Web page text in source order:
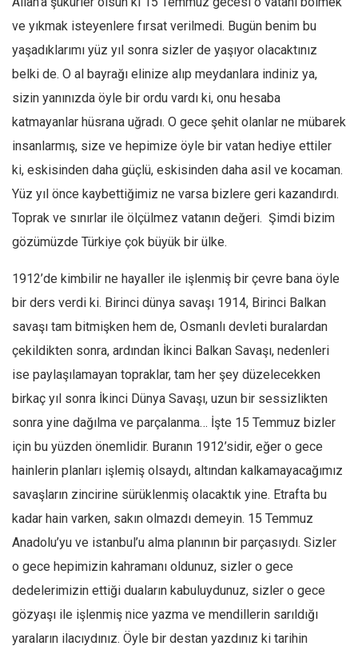
ve yıkmak isteyenlere fırsat verilmedi. Bugün benim bu
yaşadıklarımı yüz yıl sonra sizler de yaşıyor olacaktınız
belki de. O al bayrağı elinize alıp meydanlara indiniz ya,
sizin yanınızda öyle bir ordu vardı ki, onu hesaba
katmayanlar hüsrana uğradı. O gece şehit olanlar ne mübarek
insanlarmış, size ve hepimize öyle bir vatan hediye ettiler
ki, eskisinden daha güçlü, eskisinden daha asil ve kocaman.
Yüz yıl önce kaybettiğimiz ne varsa bizlere geri kazandırdı.
Toprak ve sınırlar ile ölçülmez vatanın değeri. Şimdi bizim
gözümüzde Türkiye çok büyük bir ülke.
1912’de kimbilir ne hayaller ile işlenmiş bir çevre bana öyle
bir ders verdi ki. Birinci dünya savaşı 1914, Birinci Balkan
savaşı tam bitmişken hem de, Osmanlı devleti buralardan
çekildikten sonra, ardından İkinci Balkan Savaşı, nedenleri
ise paylaşılamayan topraklar, tam her şey düzelecekken
birkaç yıl sonra İkinci Dünya Savaşı, uzun bir sessizlikten
sonra yine dağılma ve parçalanma… İşte 15 Temmuz bizler
için bu yüzden önemlidir. Buranın 1912’sidir, eğer o gece
hainlerin planları işlemiş olsaydı, altından kalkamayacağımız
savaşların zincirine sürüklenmiş olacaktık yine. Etrafta bu
kadar hain varken, sakın olmazdı demeyin. 15 Temmuz
Anadolu’yu ve istanbul’u alma planının bir parçasıydı. Sizler
o gece hepimizin kahramanı oldunuz, sizler o gece
dedelerimizin ettiği duaların kabuluydunuz, sizler o gece
gözyaşı ile işlenmiş nice yazma ve mendillerin sarıldığı
yaraların ilacıydınız. Öyle bir destan yazdınız ki tarihin